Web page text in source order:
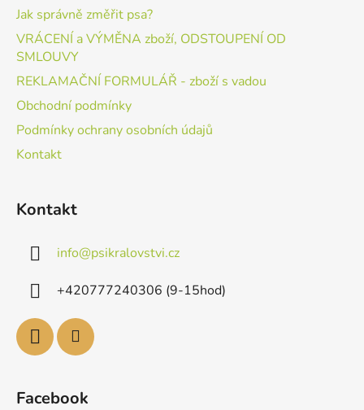
Jak správně změřit psa?
VRÁCENÍ a VÝMĚNA zboží, ODSTOUPENÍ OD
SMLOUVY
REKLAMAČNÍ FORMULÁŘ - zboží s vadou
Obchodní podmínky
Podmínky ochrany osobních údajů
Kontakt
Kontakt
info@psikralovstvi.cz
+420777240306 (9-15hod)
Facebook